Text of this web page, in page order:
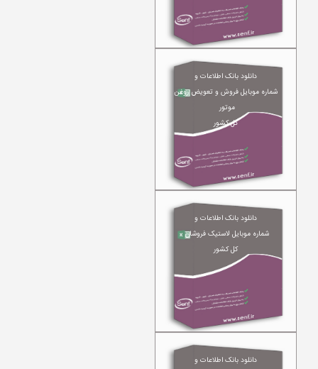
دانلود بانک اطلاعات و
شماره موبایل فروش و تعویض روغن
موتور
کل کشور
دانلود بانک اطلاعات و
شماره موبایل لاستیک فروشان
کل کشور
دانلود بانک اطلاعات و